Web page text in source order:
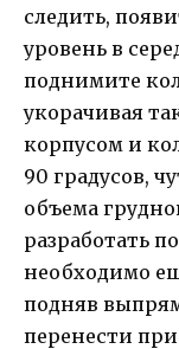
следить,
уровень в
поднимите
укорачивая
корпусом и
90 градусов,
объема
разработать
необходимо
подняв
перенести